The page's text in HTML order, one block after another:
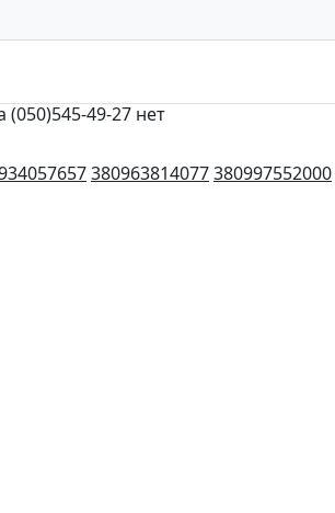
49-27 нет
380963814077380997552000